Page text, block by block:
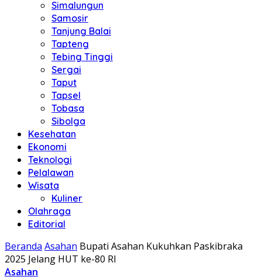
Simalungun
Samosir
Tanjung Balai
Tapteng
Tebing Tinggi
Sergai
Taput
Tapsel
Tobasa
Sibolga
Kesehatan
Ekonomi
Teknologi
Pelalawan
Wisata
Kuliner
Olahraga
Editorial
Beranda Asahan Bupati Asahan Kukuhkan Paskibraka
2025 Jelang HUT ke-80 RI
Asahan